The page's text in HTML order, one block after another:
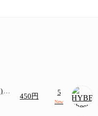
450円 5
New